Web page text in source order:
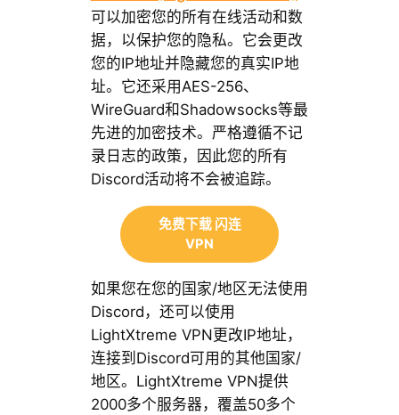
可以加密您的所有在线活动和数
据，以保护您的隐私。它会更改
您的IP地址并隐藏您的真实IP地
址。它还采用AES-256、
WireGuard和Shadowsocks等最
先进的加密技术。严格遵循不记
录日志的政策，因此您的所有
Discord活动将不会被追踪。
免费下载 闪连
VPN
如果您在您的国家/地区无法使用
Discord，还可以使用
LightXtreme VPN更改IP地址，
连接到Discord可用的其他国家/
地区。LightXtreme VPN提供
2000多个服务器，覆盖50多个